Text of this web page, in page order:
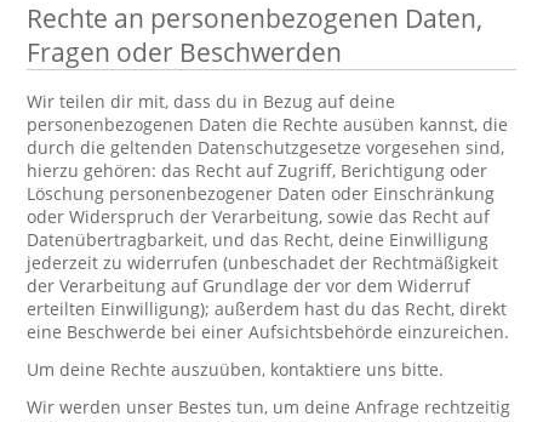
Rechte an personenbezogenen Daten,
Fragen oder Beschwerden
Wir teilen dir mit, dass du in Bezug auf deine
personenbezogenen Daten die Rechte ausüben kannst, die
durch die geltenden Datenschutzgesetze vorgesehen sind,
hierzu gehören: das Recht auf Zugriff, Berichtigung oder
Löschung personenbezogener Daten oder Einschränkung
oder Widerspruch der Verarbeitung, sowie das Recht auf
Datenübertragbarkeit, und das Recht, deine Einwilligung
jederzeit zu widerrufen (unbeschadet der Rechtmäßigkeit
der Verarbeitung auf Grundlage der vor dem Widerruf
erteilten Einwilligung); außerdem hast du das Recht, direkt
eine Beschwerde bei einer Aufsichtsbehörde einzureichen.
Um deine Rechte auszuüben, kontaktiere uns bitte.
Wir werden unser Bestes tun, um deine Anfrage rechtzeitig